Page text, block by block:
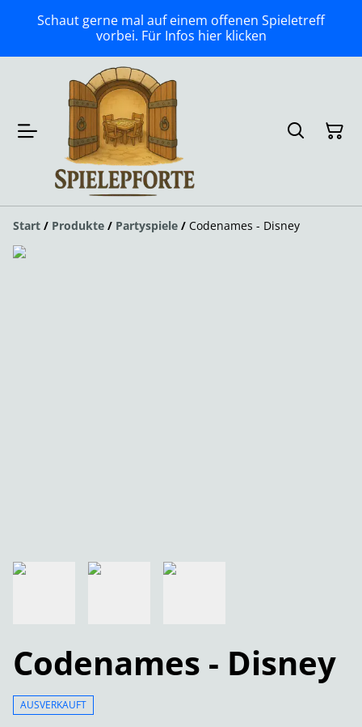
Schaut gerne mal auf einem offenen Spieletreff
vorbei. Für Infos hier klicken
Start / Produkte / Partyspiele / Codenames - Disney
Codenames - Disney
AUSVERKAUFT